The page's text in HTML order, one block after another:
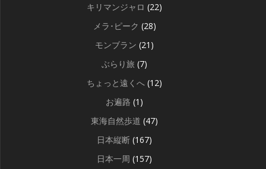
キリマンジャロ (22)
メラ･ピーク (28)
モンブラン (21)
ぶらり旅 (7)
ちょっと遠くへ (12)
お遍路 (1)
東海自然歩道 (47)
日本縦断 (167)
日本一周 (157)